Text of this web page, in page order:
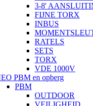
3-8'
FIJNE TORX
INBUS
RATELS
SETS
TORX
VDE 1000V
PBM en opberg
PBM
OUTDOOR
VEILIGHEID